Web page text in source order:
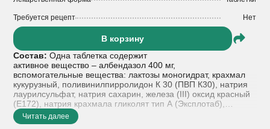
Требуется рецепт Нет
В корзину
Состав: Одна таблетка содержит
активное вещество – албендазол 400 мг,
вспомогательные вещества: лактозы моногидрат, крахмал
кукурузный, поливинилпирролидон К 30 (ПВП К30), натрия
лаурилсульфат, натрия сахарин, железа (III) оксид красный
(E172), натрия крахмала гликолят тип А (Эксплотаб),
целлюлоза микрокристаллическая РН 102, густой
ванильный ароматизатор, апельсиновый ароматизатор,
Читать далее